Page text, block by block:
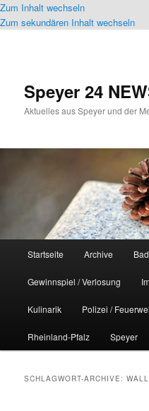
Zum Inhalt wechseln
Zum sekundären Inhalt wechseln
Speyer 24
Aktuelles aus Speyer und der
Startseite Archive
Gewinnspiel / Verlosung
Kulinarik Polizei /
Rheinland-Pfalz Speyer
SCHLAGWORT-ARCHIVE: